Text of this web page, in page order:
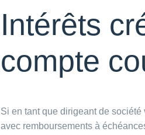
Intérêts
compte
Si en tant que dirigeant de société
avec remboursements à